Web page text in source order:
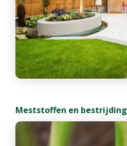
Meststoffen en bestrijding